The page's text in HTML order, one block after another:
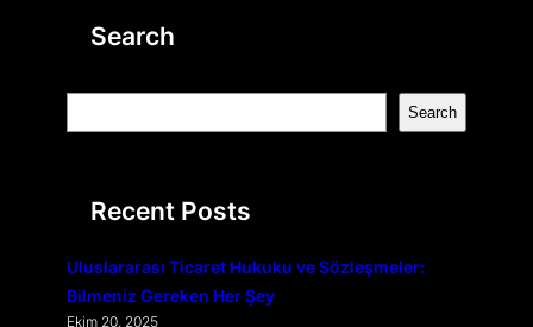
Search
e
Search
Recent Posts
Uluslararası Ticaret Hukuku ve Sözleşmeler:
Bilmeniz Gereken Her Şey
Ekim 20, 2025